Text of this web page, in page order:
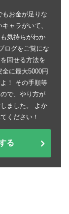
お金が足りな
ャラがいて、
気持ちがわか
ログをご覧にな
回せる方法を
に最大5000円
！ その手順等
で、やり方が
ました。 よか
ください！
る